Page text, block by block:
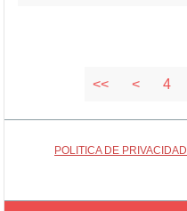
<< < 4
POLITICA DE PRIVACIDAD